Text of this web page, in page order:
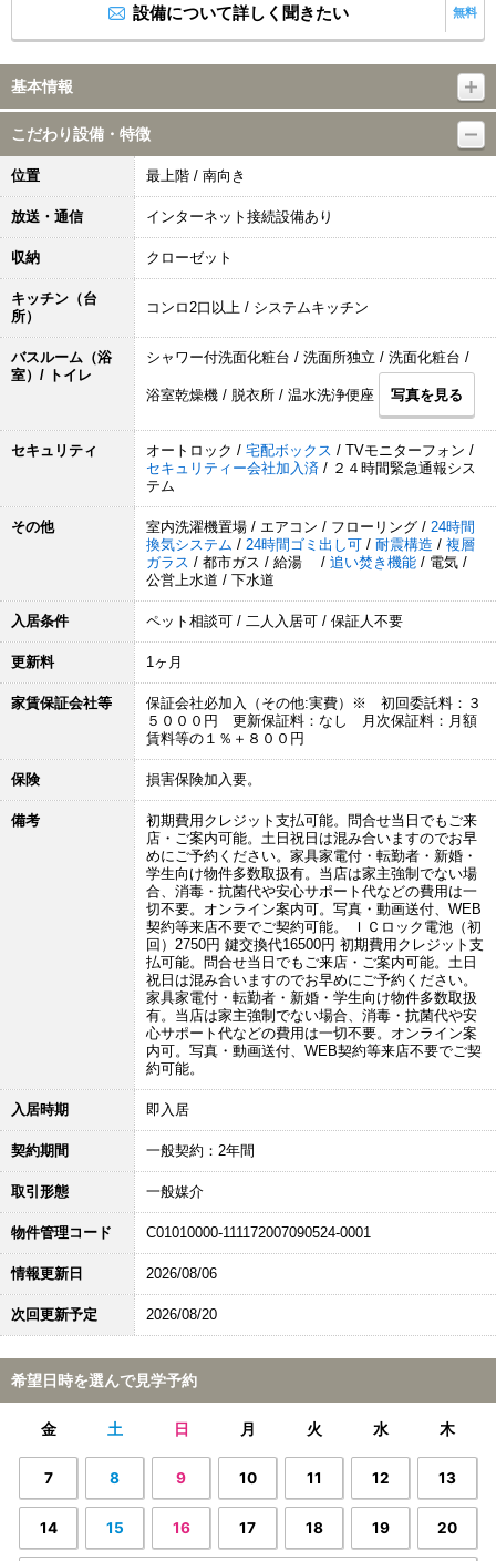
設備について詳しく聞きたい 無料
基本情報
こだわり設備・特徴
位置 最上階 / 南向き
放送・通信 インターネット接続設備あり
収納 クローゼット
キッチン（台
所）
コンロ2口以上 / システムキッチン
バスルーム（浴
室）/ トイレ
シャワー付洗面化粧台 / 洗面所独立 / 洗面化粧台 /
浴室乾燥機 / 脱衣所 / 温水洗浄便座 写真を見る
セキュリティ オートロック / 宅配ボックス / TVモニターフォン /
セキュリティー会社加入済 / ２４時間緊急通報シス
テム
その他 室内洗濯機置場 / エアコン / フローリング / 24時間
換気システム / 24時間ゴミ出し可 / 耐震構造 / 複層
ガラス / 都市ガス / 給湯 / 追い焚き機能 / 電気 /
公営上水道 / 下水道
入居条件 ペット相談可 / 二人入居可 / 保証人不要
更新料 1ヶ月
家賃保証会社等
保証会社必加入（その他:実費）※ 初回委託料：３
５０００円 更新保証料：なし 月次保証料：月額
賃料等の１％＋８００円
保険 損害保険加入要。
備考
初期費用クレジット支払可能。問合せ当日でもご来
店・ご案内可能。土日祝日は混み合いますのでお早
めにご予約ください。家具家電付・転勤者・新婚・
学生向け物件多数取扱有。当店は家主強制でない場
合、消毒・抗菌代や安心サポート代などの費用は一
切不要。オンライン案内可。写真・動画送付、WEB
契約等来店不要でご契約可能。 ＩＣロック電池（初
回）2750円 鍵交換代16500円 初期費用クレジット支
払可能。問合せ当日でもご来店・ご案内可能。土日
祝日は混み合いますのでお早めにご予約ください。
家具家電付・転勤者・新婚・学生向け物件多数取扱
有。当店は家主強制でない場合、消毒・抗菌代や安
心サポート代などの費用は一切不要。オンライン案
内可。写真・動画送付、WEB契約等来店不要でご契
約可能。
入居時期 即入居
契約期間 一般契約：2年間
取引形態 一般媒介
物件管理コード C01010000-111172007090524-0001
情報更新日 2026/08/06
次回更新予定 2026/08/20
希望日時を選んで見学予約
金 土 日 月 火 水 木
7 8 9 10 11 12 13
14 15 16 17 18 19 20